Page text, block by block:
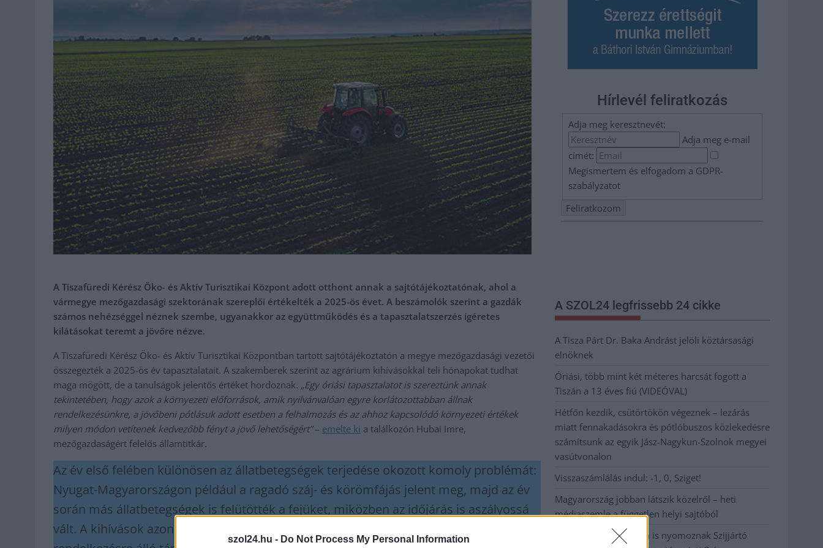
szol24.hu - Do Not Process My Personal Information
A Tiszafüredi Kérész Öko- és Aktív Turisztikai Központ adott otthont annak a sajtótájékoztatónak, ahol a
vármegye mezőgazdasági szektorának szereplői értékelték a 2025-ös évet. A beszámolók szerint a gazdák
számos nehézséggel néznek szembe, ugyanakkor az együttműködés és a tapasztalatszerzés ígéretes
kilátásokat teremt a jövőre nézve.
A Tiszafüredi Kérész Öko- és Aktív Turisztikai Központban tartott sajtótájékoztatón a megye mezőgazdasági vezetői
összegezték a 2025-ös év tapasztalatait. A szakemberek szerint az agrárium kihívásokkal teli hónapokat tudhat
maga mögött, de a tanulságok jelentős értéket hordoznak. „Egy óriási tapasztalatot is szereztünk annak
tekintetében, hogy azok a környezeti előforrások, amik nyilvánvalóan egyre korlátozottabban állnak
rendelkezésünkre, a jövőbeni pótlásuk adott esetben a felhalmozás és az ahhoz kapcsolódó környezeti értékek
milyen módon vetítenek kedvezőbb fényt a jövő lehetőségért”– emelte ki a találkozón Hubai Imre,
mezőgazdaságért felelős államtitkár.
Az év első felében különösen az állatbetegségek terjedése okozott komoly problémát:
Nyugat-Magyarországon például a ragadó száj- és körömfájás jelent meg, majd az év
során más állatbetegségek is felütötték a fejüket, miközben az időjárás is aszályossá
vált. A kihívások azonban ösztönözték az ágazat szereplőit az együttműködésre és a
Hírlevél feliratkozás
Adja meg keresztnevét:
Adja meg e-mail
címét:
Megismertem és elfogadom a GDPR-
szabályzatot
A SZOL24 legfrissebb 24 cikke
A Tisza Párt Dr. Baka Andrást jelöli köztársasági
elnöknek
Óriási, több mint két méteres harcsát fogott a
Tiszán a 13 éves fiú (VIDEÓVAL)
Hétfőn kezdik, csütörtökön végeznek – lezárás
miatt fennakadásokra és pótlóbuszos közlekedésre
számítsunk az egyik Jász-Nagykun-Szolnok megyei
vasútvonalon
Visszaszámlálás indul: -1, 0, Sziget!
Magyarország jobban látszik közelről – heti
médiaszemle a független helyi sajtóból
Már magasabb szinten is nyomoznak Szijjártó